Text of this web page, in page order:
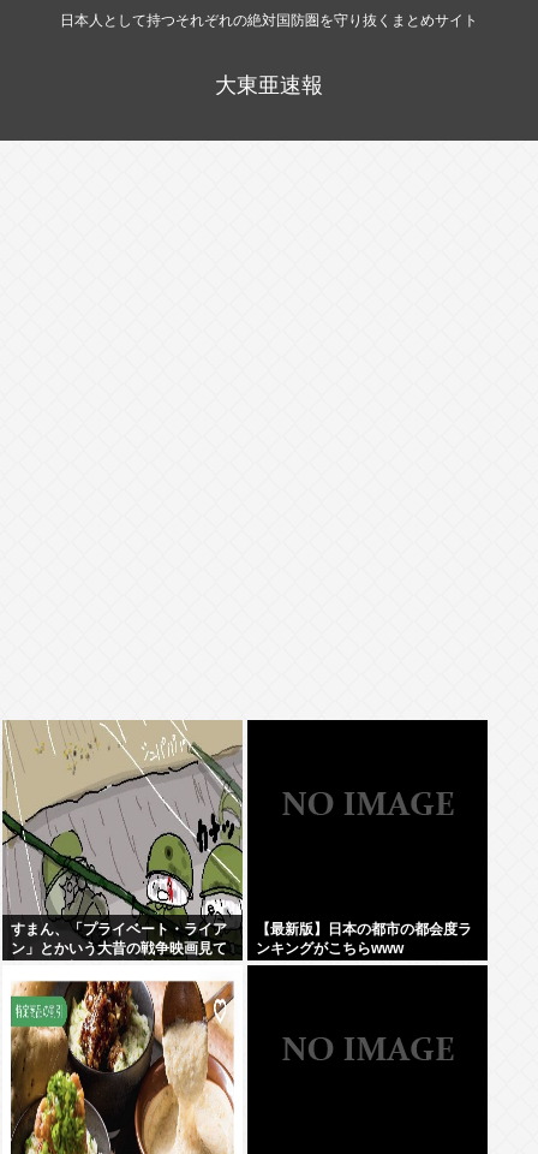
日本人として持つそれぞれの絶対国防圏を守り抜くまとめサイト
大東亜速報
すまん、「プライベート・ライア
ン」とかいう大昔の戦争映画見て
が…これずっと続く感じ？
【最新版】日本の都市の都会度ラ
ンキングがこちらwww